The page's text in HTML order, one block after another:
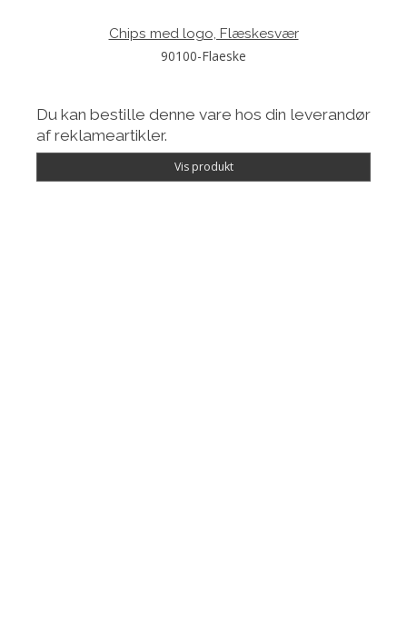
Chips med logo, Flæskesvær
90100-Flaeske
Du kan bestille denne vare hos din leverandør
af reklameartikler.
Vis produkt